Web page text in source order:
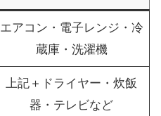
エアコン・電子レンジ・冷
蔵庫・洗濯機
上記＋ドライヤー・炊飯
器・テレビなど